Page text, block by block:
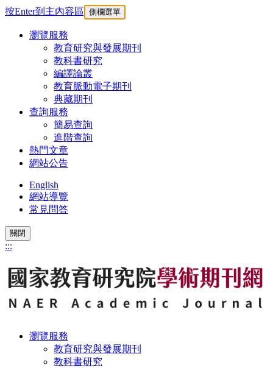
按Enter到主內容區 側欄選單
瀏覽服務
教育研究與發展期刊
教科書研究
編譯論叢
教育脈動電子期刊
典藏期刊
查詢服務
簡易查詢
進階查詢
熱門文章
網站公告
English
網站導覽
常見問答
關閉
:::
瀏覽服務
教育研究與發展期刊
教科書研究